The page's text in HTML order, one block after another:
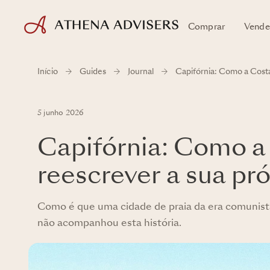
Comprar
Início Guides Journal Capifórnia: Como a
5 junho 2026
Capifórnia: Como
reescrever a sua
Como é que uma cidade de praia da era
não acompanhou esta história.